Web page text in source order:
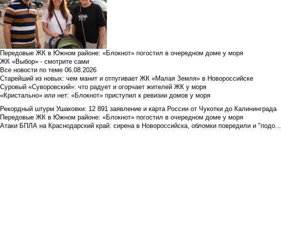
Передовые ЖК в Южном районе: «Блокнот» погостил в очередном доме у моря
ЖК «Выбор» - смотрите сами
Все новости по теме 06.08.2026
Старейший из новых: чем манит и отпугивает ЖК «Малая Земля» в Новороссийске
Суровый «Суворовский»: что радует и огорчает жителей ЖК у моря
«Кристально» или нет: «Блокнот» приступил к ревизии домов у моря
Рекордный штурм Ушаковки: 12 891 заявление и карта России от Чукотки до Калининграда
Передовые ЖК в Южном районе: «Блокнот» погостил в очередном доме у моря
Атаки БПЛА на Краснодарский край: сирена в Новороссийска, обломки повредили и "подо...